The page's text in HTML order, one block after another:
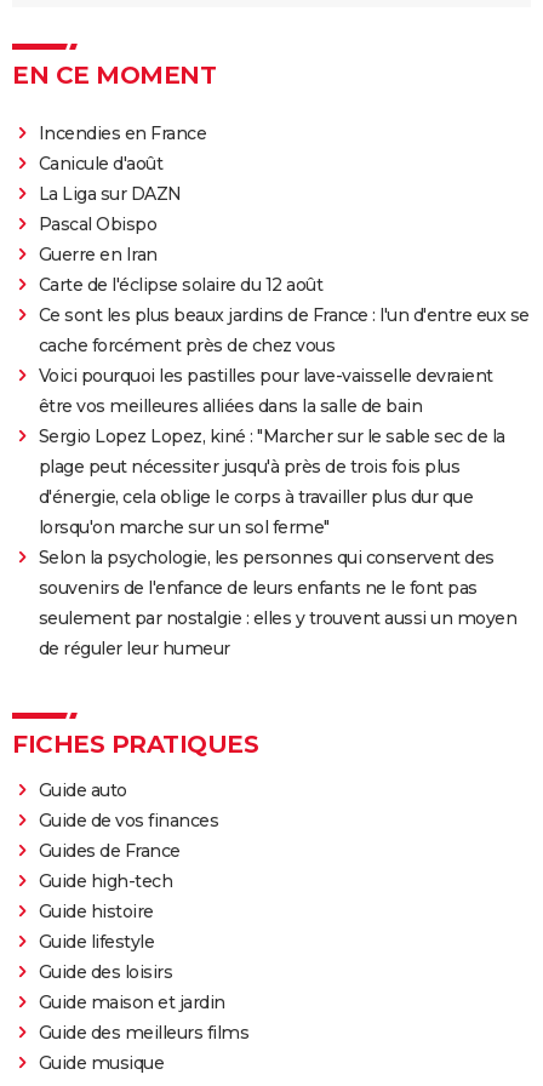
Juré n°2 : s'agit-il (véritablement) du dernier film de
Clint Eastwood ?
Il était une fois en Amérique
Peter von Kant
Nomadland : synopsis, casting, Oscars, photos,
streaming, avis...
Sound of Metal
Slalom
Oh Canada : que vaut le film avec Richard Gere et
Jacob Elordi présenté au Festival de Cannes ?
EN CE MOMENT
Incendies en France
Canicule d'août
La Liga sur DAZN
Pascal Obispo
Guerre en Iran
Carte de l'éclipse solaire du 12 août
Ce sont les plus beaux jardins de France : l'un d'entre eux se
cache forcément près de chez vous
Voici pourquoi les pastilles pour lave-vaisselle devraient
être vos meilleures alliées dans la salle de bain
Sergio Lopez Lopez, kiné : "Marcher sur le sable sec de la
plage peut nécessiter jusqu'à près de trois fois plus
d'énergie, cela oblige le corps à travailler plus dur que
lorsqu'on marche sur un sol ferme"
Selon la psychologie, les personnes qui conservent des
souvenirs de l'enfance de leurs enfants ne le font pas
seulement par nostalgie : elles y trouvent aussi un moyen
de réguler leur humeur
FICHES PRATIQUES
Guide auto
Guide de vos finances
Guides de France
Guide high-tech
Guide histoire
Guide lifestyle
Guide des loisirs
Guide maison et jardin
Guide des meilleurs films
Guide musique